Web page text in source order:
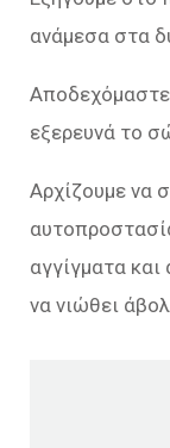
ανάμεσα στα
Αποδεχόμαστε
εξερευνά το
Αρχίζουμε να
αγγίγματα
να νιώθει